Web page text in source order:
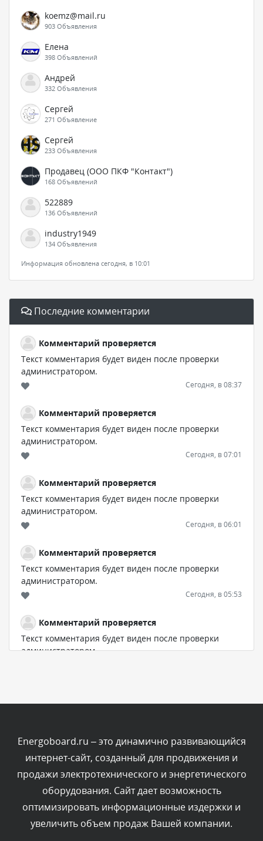
koemz@mail.ru
903 Объявления
Елена
398 Объявлений
Андрей
332 Объявления
Сергей
271 Объявление
Сергей
233 Объявления
Продавец (ООО ПКФ "Контакт")
168 Объявлений
522889
136 Объявлений
industry1949
134 Объявления
Информация обновлена сегодня, в 10:01
Последние комментарии
Комментарий проверяется
Текст комментария будет виден после проверки
администратором.
Сегодня, в 08:37
Комментарий проверяется
Текст комментария будет виден после проверки
администратором.
Сегодня, в 07:01
Комментарий проверяется
Текст комментария будет виден после проверки
администратором.
Сегодня, в 06:01
Комментарий проверяется
Текст комментария будет виден после проверки
администратором.
Сегодня, в 05:53
Комментарий проверяется
Текст комментария будет виден после проверки
администратором.
Комментарий проверяется
Текст комментария будет виден после проверки
администратором.
Сегодня, в 03:15
Комментарий проверяется
Energoboard.ru – это динамично развивающийся
интернет-сайт, созданный для продвижения и
продажи электротехнического и энергетического
оборудования. Сайт дает возможность
оптимизировать информационные издержки и
увеличить объем продаж Вашей компании.